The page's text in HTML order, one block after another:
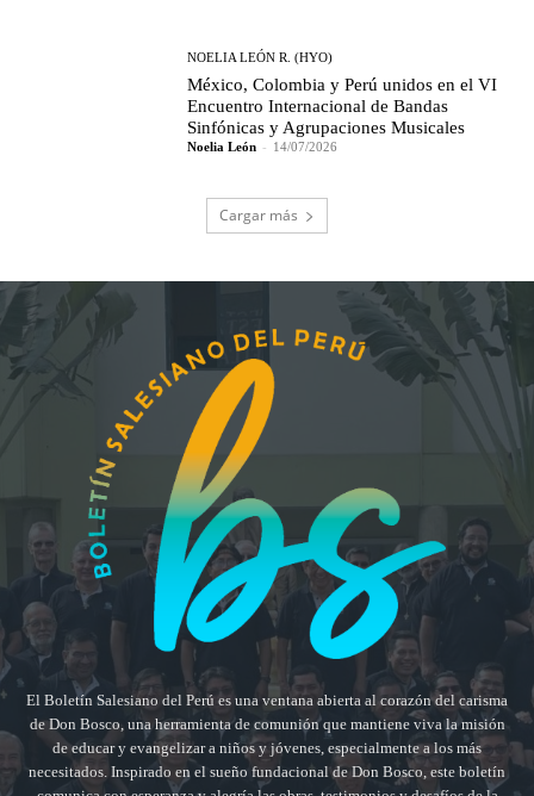
NOELIA LEÓN R. (HYO)
México, Colombia y Perú unidos en el VI
Encuentro Internacional de Bandas
Sinfónicas y Agrupaciones Musicales
Noelia León - 14/07/2026
Cargar más
El Boletín Salesiano del Perú es una ventana abierta al corazón del carisma
de Don Bosco, una herramienta de comunión que mantiene viva la misión
de educar y evangelizar a niños y jóvenes, especialmente a los más
necesitados. Inspirado en el sueño fundacional de Don Bosco, este boletín